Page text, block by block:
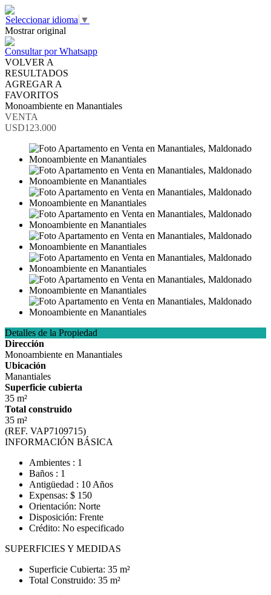
Seleccionar idioma ▼
Mostrar original
Consultar por Whatsapp
VOLVER A
RESULTADOS
AGREGAR A
FAVORITOS
Monoambiente en Manantiales
VENTA
USD123.000
Detalles de la Propiedad
Dirección
Monoambiente en Manantiales
Ubicación
Manantiales
Superficie cubierta
35 m²
Total construido
35 m²
(REF. VAP7109715)
INFORMACIÓN BÁSICA
Ambientes : 1
Baños : 1
Antigüedad : 10 Años
Expensas: $ 150
Orientación: Norte
Disposición: Frente
Crédito: No especificado
SUPERFICIES Y MEDIDAS
Superficie Cubierta: 35 m²
Total Construido: 35 m²